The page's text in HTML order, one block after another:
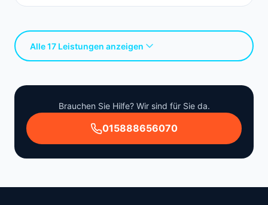
Alle 17 Leistungen anzeigen
Brauchen Sie Hilfe? Wir sind für Sie da.
015888656070